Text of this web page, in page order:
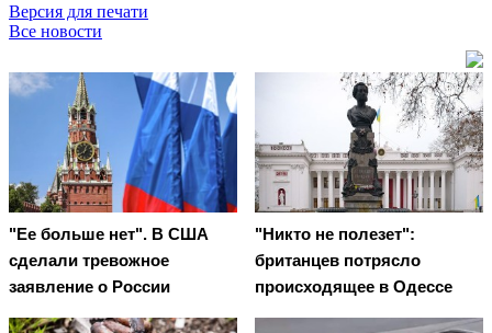
Версия для печати
Все новости
"Ее больше нет". В США
сделали тревожное
заявление о России
"Никто не полезет":
британцев потрясло
происходящее в Одессе